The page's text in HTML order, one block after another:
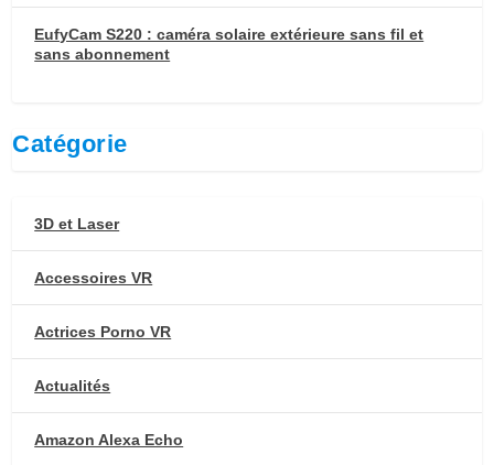
EufyCam S220 : caméra solaire extérieure sans fil et
sans abonnement
Catégorie
3D et Laser
Accessoires VR
Actrices Porno VR
Actualités
Amazon Alexa Echo